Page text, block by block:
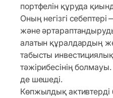
портфелін құруда
Оның негізгі себептері
және
алатын құралдардың
табысты
тәжірибесінің
де шешеді.
Көпжылдық активтерді